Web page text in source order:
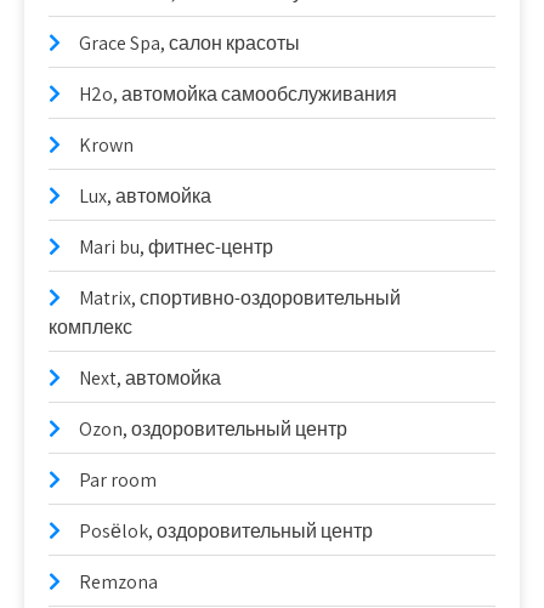
Grace Spa, салон красоты
H2o, автомойка самообслуживания
Krown
Lux, автомойка
Mari bu, фитнес-центр
Matrix, спортивно-оздоровительный
комплекс
Next, автомойка
Ozon, оздоровительный центр
Par room
Posёlok, оздоровительный центр
Remzona